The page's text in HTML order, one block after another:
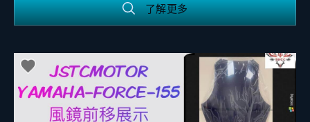
了解更多